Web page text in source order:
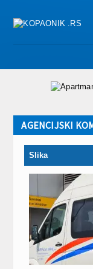
AGENCIJSKI
Slika